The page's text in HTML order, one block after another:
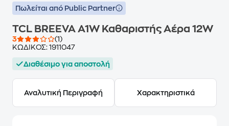
Πωλείται από Public Partner
TCL BREEVA A1W Καθαριστής Αέρα 12W
3
(1)
ΚΩΔΙΚΟΣ: 1911047
Διαθέσιμο για αποστολή
Αναλυτική Περιγραφή Χαρακτηριστικά